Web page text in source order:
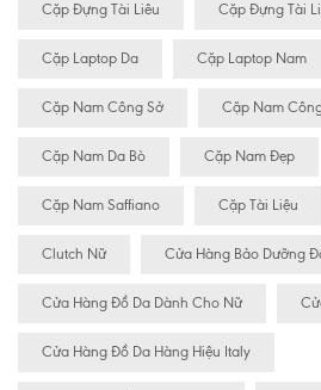
Cặp Đựng Tài Liêu Cặp Đựng Tài
Cặp Laptop Da Cặp Laptop Nam
Cặp Nam Công Sở Cặp Nam
Cặp Nam Da Bò Cặp Nam Đẹp
Cặp Nam Saffiano Cặp Tài Liệu
Clutch Nữ Cửa Hàng Bảo Dưỡng
Cửa Hàng Đồ Da Dành Cho Nữ
Cửa Hàng Đồ Da Hàng Hiệu Italy